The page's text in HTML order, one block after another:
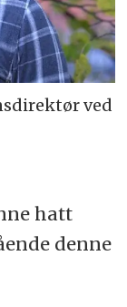
ved
hatt
denne